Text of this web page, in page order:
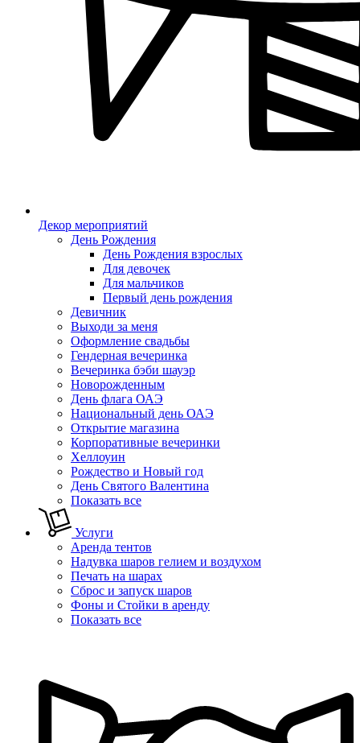
Декор мероприятий
День Рождения
День Рождения взрослых
Для девочек
Для мальчиков
Первый день рождения
Девичник
Выходи за меня
Оформление свадьбы
Гендерная вечеринка
Вечеринка бэби шауэр
Новорожденным
День флага ОАЭ
Национальный день ОАЭ
Открытие магазина
Корпоративные вечеринки
Хеллоуин
Рождество и Новый год
День Святого Валентина
Показать все
Услуги
Аренда тентов
Надувка шаров гелием и воздухом
Печать на шарах
Сброс и запуск шаров
Фоны и Стойки в аренду
Показать все